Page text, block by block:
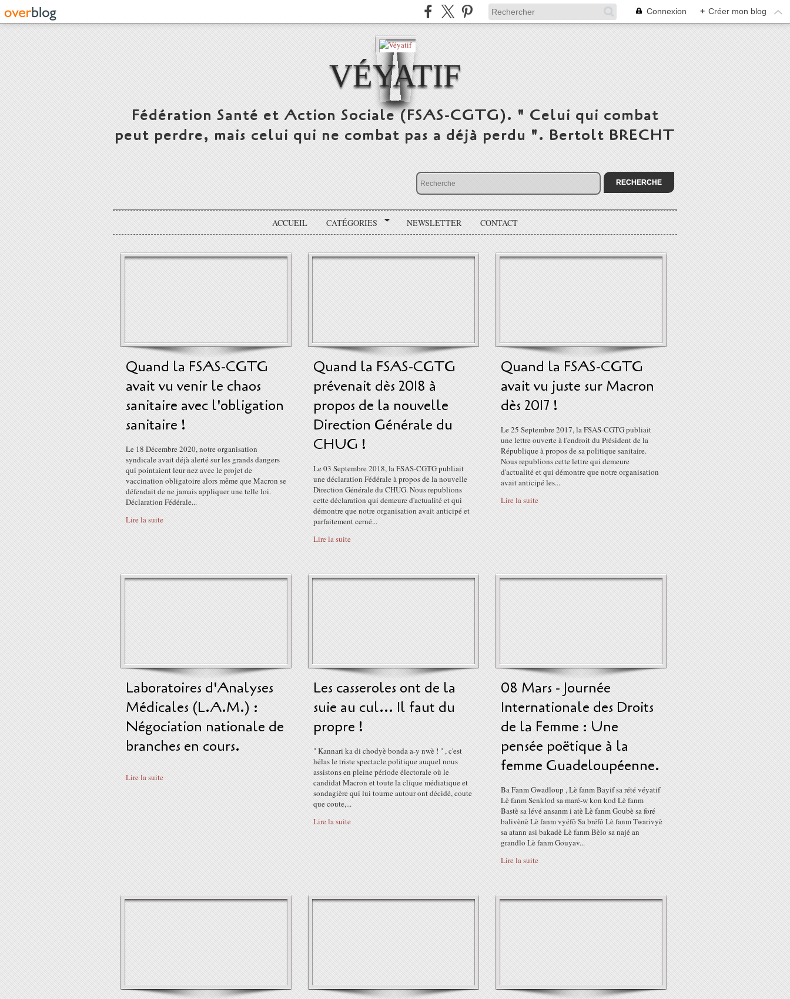
Connexion + Créer mon blog
VÉYATIF
Fédération Santé et Action Sociale (FSAS-CGTG). " Celui qui combat
peut perdre, mais celui qui ne combat pas a déjà perdu ". Bertolt BRECHT
ACCUEIL CATÉGORIES NEWSLETTER CONTACT
Quand la FSAS-CGTG
avait vu venir le chaos
sanitaire avec l'obligation
sanitaire !
Le 18 Décembre 2020, notre organisation
syndicale avait déjà alerté sur les grands dangers
qui pointaient leur nez avec le projet de
vaccination obligatoire alors même que Macron se
défendait de ne jamais appliquer une telle loi.
Déclaration Fédérale...
Lire la suite
Quand la FSAS-CGTG
prévenait dès 2018 à
propos de la nouvelle
Direction Générale du
CHUG !
Le 03 Septembre 2018, la FSAS-CGTG publiait
une déclaration Fédérale à propos de la nouvelle
Direction Générale du CHUG. Nous republions
cette déclaration qui demeure d'actualité et qui
démontre que notre organisation avait anticipé et
parfaitement cerné...
Lire la suite
Quand la FSAS-CGTG
avait vu juste sur Macron
dès 2017 !
Le 25 Septembre 2017, la FSAS-CGTG publiait
une lettre ouverte à l'endroit du Président de la
République à propos de sa politique sanitaire.
Nous republions cette lettre qui demeure
d'actualité et qui démontre que notre organisation
avait anticipé les...
Lire la suite
Laboratoires d'Analyses
Médicales (L.A.M.) :
Négociation nationale de
branches en cours.
Lire la suite
Les casseroles ont de la
suie au cul... Il faut du
propre !
" Kannari ka di chodyè bonda a-y nwè ! " , c'est
hélas le triste spectacle politique auquel nous
assistons en pleine période électorale où le
candidat Macron et toute la clique médiatique et
sondagière qui lui tourne autour ont décidé, coute
que coute,...
Lire la suite
08 Mars - Journée
Internationale des Droits
de la Femme : Une
pensée poëtique à la
femme Guadeloupéenne.
Ba Fanm Gwadloup , Lè fanm Bayif sa rété véyatif
Lè fanm Senklod sa maré-w kon kod Lè fanm
Bastè sa lévé ansanm i atè Lè fanm Goubè sa foré
balivènè Lè fanm vyéfô Sa bréfô Lè fanm Twarivyè
sa atann asi bakadè Lè fanm Bèlo sa najé an
grandlo Lè fanm Gouyav...
Lire la suite